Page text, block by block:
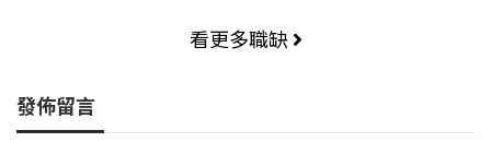
看更多職缺
發佈留言